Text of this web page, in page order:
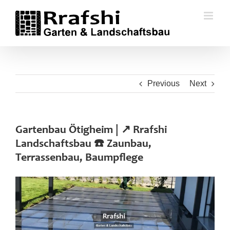
content
Previous Next
Gartenbau Ötigheim | ↗️ Rrafshi
Landschaftsbau ☎️ Zaunbau,
Terrassenbau, Baumpflege